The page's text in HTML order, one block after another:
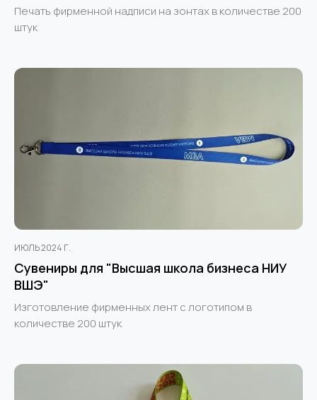
Печать фирменной надписи на зонтах в количестве 200
штук
ИЮЛЬ 2024 Г.
Сувениры для "Высшая школа бизнеса НИУ
ВШЭ"
Изготовление фирменных лент с логотипом в
количестве 200 штук